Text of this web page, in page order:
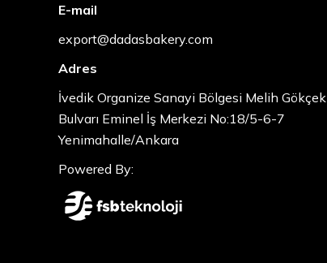
E-mail
export@dadasbakery.com
Adres
İvedik Organize Sanayi Bölgesi Melih Gökçek
Bulvarı Eminel İş Merkezi No:18/5-6-7
Yenimahalle/Ankara
Powered By: